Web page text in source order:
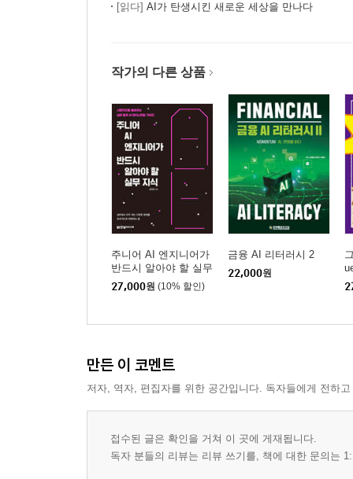
[읽다] AI가 탄생시킨 새로운 세상을 만나다
작가의 다른 상품
주니어 AI 엔지니어가
반드시 알아야 할 실무
지식
27,000원 (10% 할인)
금융 AI 리터러시 2
22,000원
만든 이 코멘트
저자, 역자, 편집자를 위한 공간입니다. 독자들에게 전하
접수된 글은 확인을 거쳐 이 곳에 게재됩니다.
독자 분들의 리뷰는 리뷰 쓰기를, 책에 대한 문의는